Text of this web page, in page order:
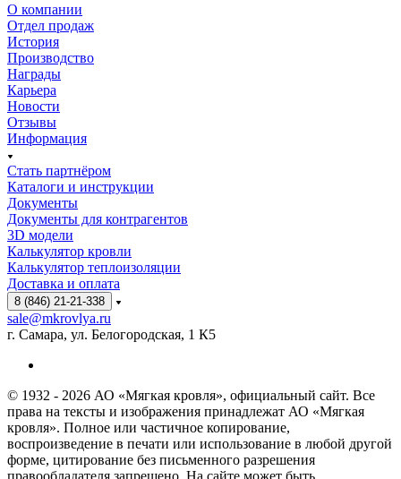
О компании
Отдел продаж
История
Производство
Награды
Карьера
Новости
Отзывы
Информация
Стать партнёром
Каталоги и инструкции
Документы
Документы для контрагентов
3D модели
Калькулятор кровли
Калькулятор теплоизоляции
Доставка и оплата
8 (846) 21-21-338
sale@mkrovlya.ru
г. Самара, ул. Белогородская, 1 К5
© 1932 - 2026 АО «Мягкая кровля», официальный сайт. Все
права на тексты и изображения принадлежат АО «Мягкая
кровля». Полное или частичное копирование,
воспроизведение в печати или использование в любой другой
форме, цитирование без письменного разрешения
правообладателя запрещено. На сайте может быть